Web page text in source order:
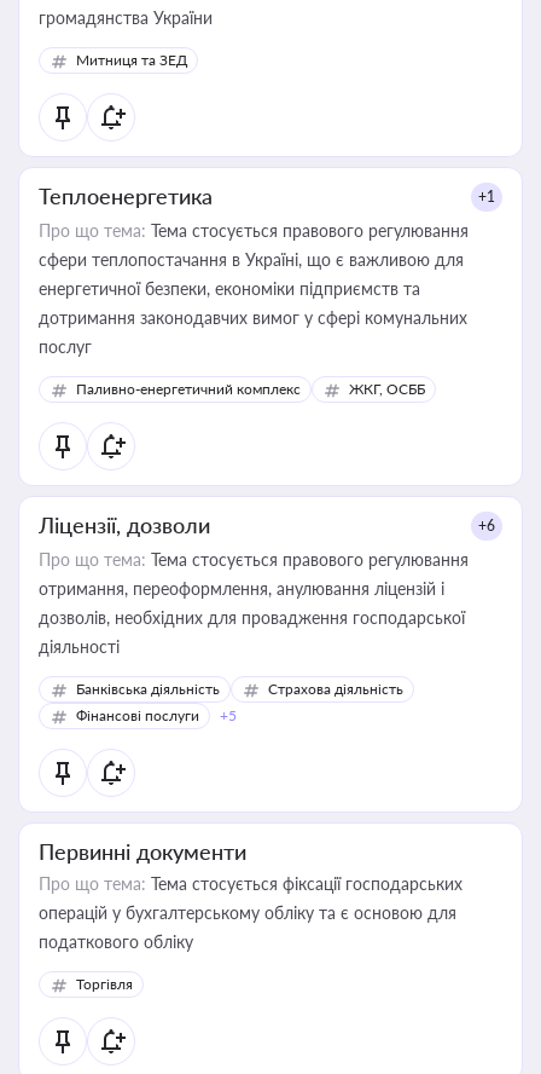
громадянства України
Митниця та ЗЕД
Теплоенергетика +1
Про що тема: Тема стосується правового регулювання
сфери теплопостачання в Україні, що є важливою для
енергетичної безпеки, економіки підприємств та
дотримання законодавчих вимог у сфері комунальних
послуг
Паливно-енергетичний комплекс ЖКГ, ОСББ
Ліцензії, дозволи +6
Про що тема: Тема стосується правового регулювання
отримання, переоформлення, анулювання ліцензій і
дозволів, необхідних для провадження господарської
діяльності
Банківська діяльність
Страхова діяльність
Фінансові послуги
+5
Первинні документи
Про що тема: Тема стосується фіксації господарських
операцій у бухгалтерському обліку та є основою для
податкового обліку
Торгівля